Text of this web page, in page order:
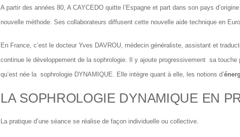
A partir des années 80, A CAYCEDO quitte l’Espagne et part dans son pays
nouvelle méthode. Ses collaborateurs diffusent cette nouvelle aide technique en
En France, c’est le docteur Yves DAVROU, médecin généraliste, assistant et
continue le développement de la sophrologie. Il y ajoute progressivement sa touche
qu’est née la sophrologie DYNAMIQUE. Elle intègre quant à elle, les notions d’
LA SOPHROLOGIE DYNAMIQUE EN
La pratique d’une séance se réalise de façon individuelle ou collective.